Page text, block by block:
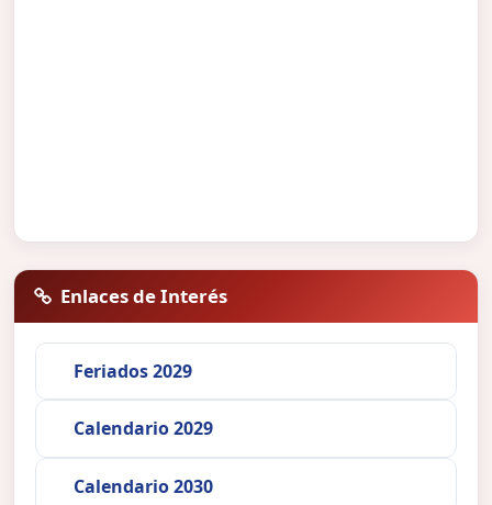
Enlaces de Interés
Feriados 2029
Calendario 2029
Calendario 2030